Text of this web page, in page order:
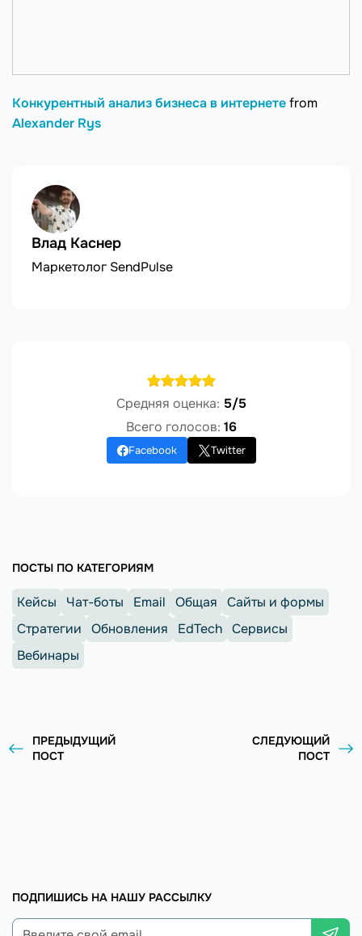
Конкурентный анализ бизнеса в интернетеfrom
Alexander Rys
Влад Каснер
Маркетолог SendPulse
Средняя оценка: 5/5
Всего голосов: 16
Facebook Twitter
ПОСТЫ ПО КАТЕГОРИЯМ
Кейсы Чат-боты Email Общая
Сайты и формы
Стратегии
Обновления EdTech Сервисы
Вебинары
ПРЕДЫДУЩИЙ
ПОСТ
СЛЕДУЮЩИЙ
ПОСТ
ПОДПИШИСЬ НА НАШУ РАССЫЛКУ